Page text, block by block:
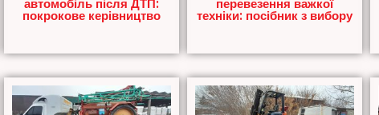
автомобіль після ДТП:
покрокове керівництво
перевезення важкої
техніки: посібник з вибору